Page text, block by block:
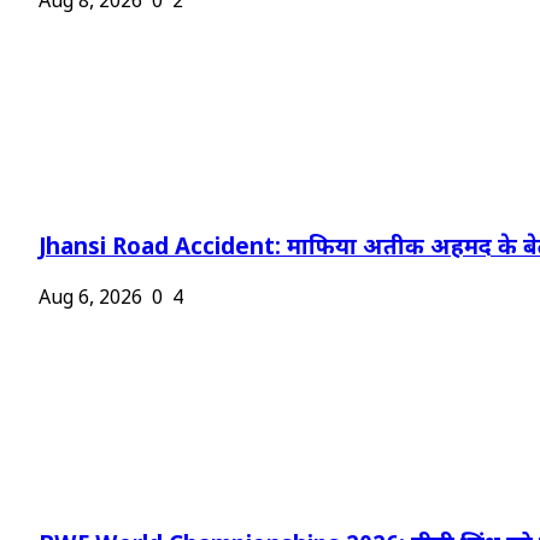
Jhansi Road Accident: माफिया अतीक अहमद के
Aug 6, 2026 0 4